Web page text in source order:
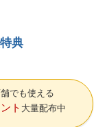
典
舗でも使える
ト 大量配布中